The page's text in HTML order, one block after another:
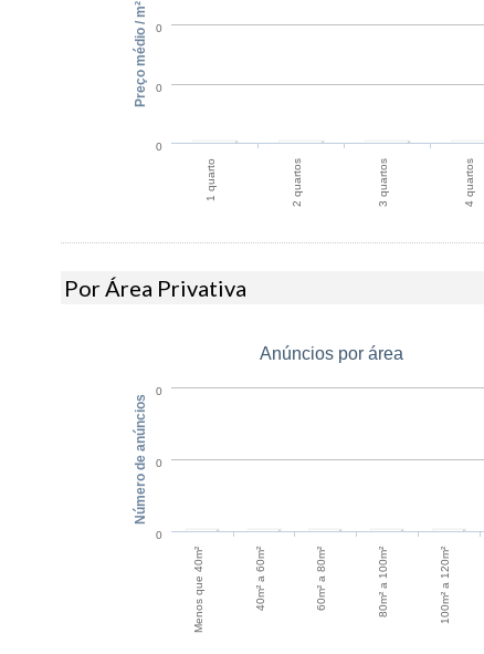
1 quarto 2 quartos 3 quartos 4 quartos
0
0
0
Preço médio / m²
Por Área Privativa
Anúncios por área
Menos que 40m² 40m² a 60m² 60m² a 80m² 80m² a 100m² 100m² a 120m²
0
0
0
Número de anúncios